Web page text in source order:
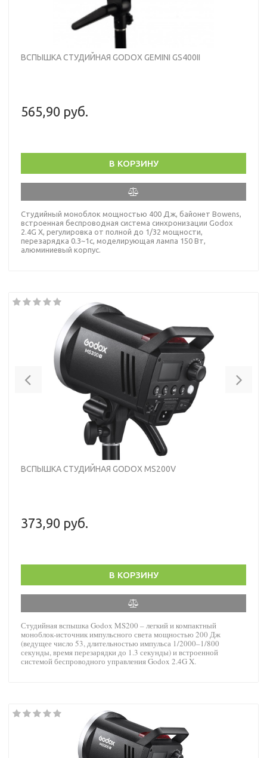
ВСПЫШКА СТУДИЙНАЯ GODOX GEMINI GS400II
565,90 руб.
В КОРЗИНУ
Студийный моноблок мощностью 400 Дж, байонет Bowens,
встроенная беспроводная система синхронизации Godox
2.4G X, регулировка от полной до 1/32 мощности,
перезарядка 0.3~1c, моделирующая лампа 150 Вт,
алюминиевый корпус.
Previous
ВСПЫШКА СТУДИЙНАЯ GODOX MS200V
373,90 руб.
В КОРЗИНУ
Студийная вспышка Godox MS200 – легкий и компактный
моноблок-источник импульсного света мощностью 200 Дж
(ведущее число 53, длительностью импульса 1/2000–1/800
секунды, время перезарядки до 1.3 секунды) и встроенной
системой беспроводного управления Godox 2.4G X.